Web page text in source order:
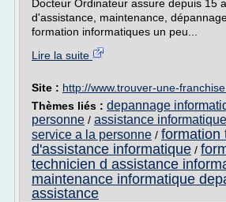
Docteur Ordinateur assure depuis 15
d'assistance, maintenance,
formation informatiques un peu...
Lire la suite
Site : http://www.trouver-une-
Thèmes liés : depannage
personne / assistance
service a la personne / formation
d'assistance informatique /
technicien d assistance
maintenance informatique
assistance